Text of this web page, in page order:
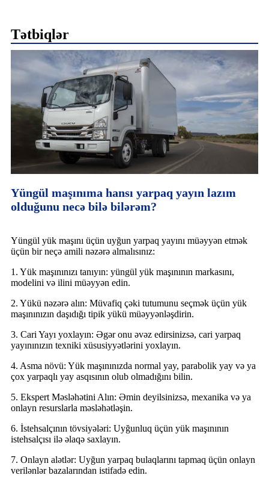
Tətbiqlər
Yüngül maşınıma hansı yarpaq yayın lazım
olduğunu necə bilə bilərəm?
Yüngül yük maşını üçün uyğun yarpaq yayını müəyyən etmək
üçün bir neçə amili nəzərə almalısınız:
1. Yük maşınınızı tanıyın: yüngül yük maşınının markasını,
modelini və ilini müəyyən edin.
2. Yükü nəzərə alın: Müvafiq çəki tutumunu seçmək üçün yük
maşınınızın daşıdığı tipik yükü müəyyənləşdirin.
3. Cari Yayı yoxlayın: Əgər onu əvəz edirsinizsə, cari yarpaq
yayınınızın texniki xüsusiyyətlərini yoxlayın.
4. Asma növü: Yük maşınınızda normal yay, parabolik yay və ya
çox yarpaqlı yay asqısının olub olmadığını bilin.
5. Ekspert Məsləhətini Alın: Əmin deyilsinizsə, mexanika və ya
onlayn resurslarla məsləhətləşin.
6. İstehsalçının tövsiyələri: Uyğunluq üçün yük maşınının
istehsalçısı ilə əlaqə saxlayın.
7. Onlayn alətlər: Uyğun yarpaq bulaqlarını tapmaq üçün onlayn
verilənlər bazalarından istifadə edin.